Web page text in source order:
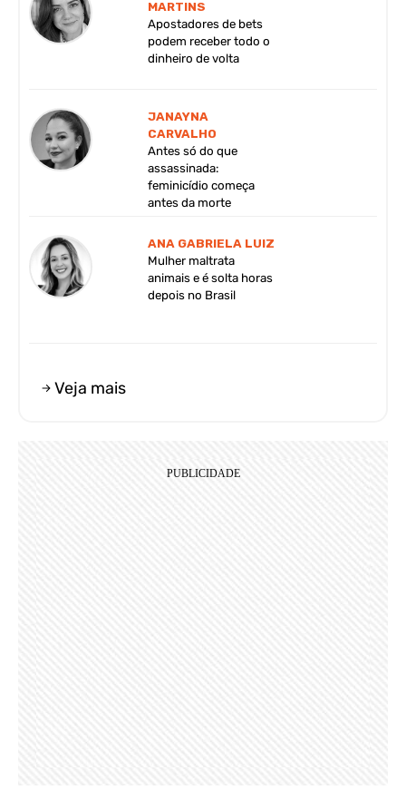
MARTINS
Apostadores de bets
podem receber todo o
dinheiro de volta
JANAYNA
CARVALHO
Antes só do que
assassinada:
feminicídio começa
antes da morte
ANA GABRIELA LUIZ
Mulher maltrata
animais e é solta horas
depois no Brasil
Veja mais